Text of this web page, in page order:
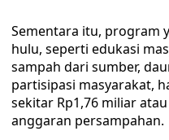
Sementara itu, program
hulu, seperti edukasi
sampah dari sumber,
partisipasi masyarakat,
sekitar Rp1,76 miliar
anggaran persampahan.